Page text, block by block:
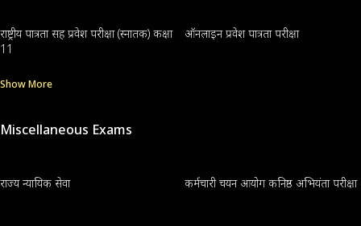
राष्ट्रीय पात्रता सह प्रवेश परीक्षा (स्नातक) कक्षा
11
ऑनलाइन प्रवेश पात्रता परीक्षा
Show More
Miscellaneous Exams
राज्य न्यायिक सेवा कर्मचारी चयन आयोग कनिष्ठ अभियंता परीक्षा